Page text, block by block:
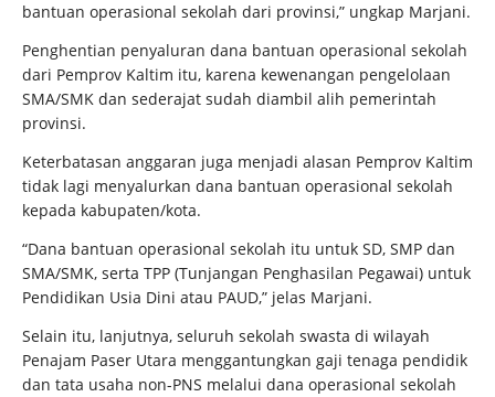
bantuan operasional sekolah dari provinsi,” ungkap Marjani.
Penghentian penyaluran dana bantuan operasional sekolah
dari Pemprov Kaltim itu, karena kewenangan pengelolaan
SMA/SMK dan sederajat sudah diambil alih pemerintah
provinsi.
Keterbatasan anggaran juga menjadi alasan Pemprov Kaltim
tidak lagi menyalurkan dana bantuan operasional sekolah
kepada kabupaten/kota.
“Dana bantuan operasional sekolah itu untuk SD, SMP dan
SMA/SMK, serta TPP (Tunjangan Penghasilan Pegawai) untuk
Pendidikan Usia Dini atau PAUD,” jelas Marjani.
Selain itu, lanjutnya, seluruh sekolah swasta di wilayah
Penajam Paser Utara menggantungkan gaji tenaga pendidik
dan tata usaha non-PNS melalui dana operasional sekolah